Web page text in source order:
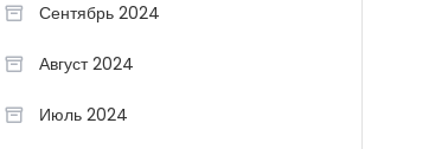
Сентябрь 2024
Август 2024
Июль 2024